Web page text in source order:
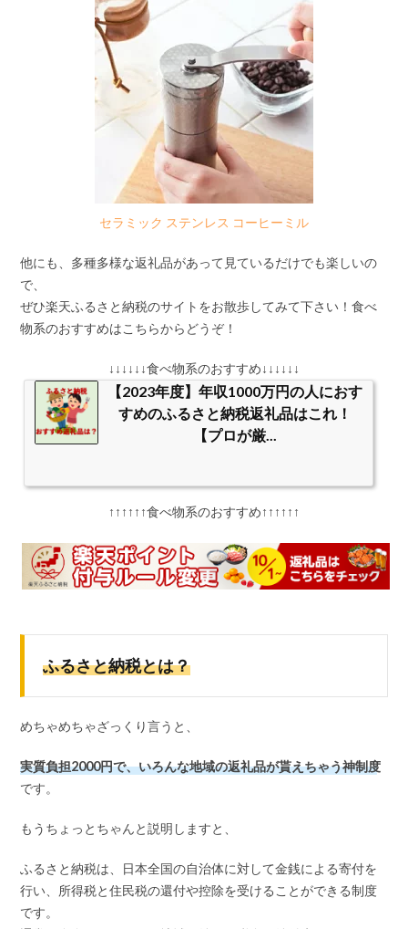
セラミック ステンレス コーヒーミル
他にも、多種多様な返礼品があって見ているだけでも楽しいの
で、
ぜひ楽天ふるさと納税のサイトをお散歩してみて下さい！食べ
物系のおすすめはこちらからどうぞ！
↓↓↓↓↓↓食べ物系のおすすめ↓↓↓↓↓↓
【2023年度】年収1000万円の人におす
すめのふるさと納税返礼品はこれ！
【プロが厳...
↑↑↑↑↑↑食べ物系のおすすめ↑↑↑↑↑↑
ふるさと納税とは？
めちゃめちゃざっくり言うと、
実質負担2000円で、いろんな地域の返礼品が貰えちゃう神制度
です。
もうちょっとちゃんと説明しますと、
ふるさと納税は、日本全国の自治体に対して金銭による寄付を
行い、所得税と住民税の還付や控除を受けることができる制度
です。